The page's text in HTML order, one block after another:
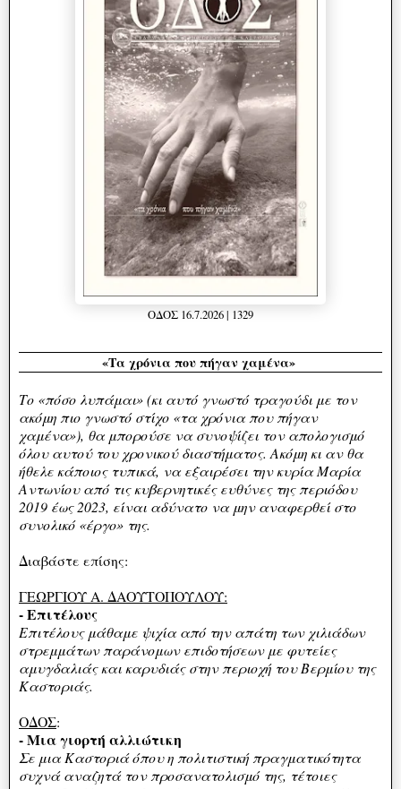
ΟΔΟΣ 16.7.2026 | 1329
«Τα χρόνια που πήγαν χαμένα»
Το «πόσο λυπάμαι» (κι αυτό γνωστό τραγούδι με τον
ακόμη πιο γνωστό στίχο «τα χρόνια που πήγαν
χαμένα»), θα μπορούσε να συνοψίζει τον απολογισμό
όλου αυτού του χρονικού διαστήματος. Ακόμη κι αν θα
ήθελε κάποιος τυπικά, να εξαιρέσει την κυρία Μαρία
Αντωνίου από τις κυβερνητικές ευθύνες της περιόδου
2019 έως 2023, είναι αδύνατο να μην αναφερθεί στο
συνολικό «έργο» της.
Διαβάστε επίσης:
ΓΕΩΡΓΙΟΥ Α. ΔΑΟΥΤΟΠΟΥΛΟΥ:
- Επιτέλους
Επιτέλους μάθαμε ψιχία από την απάτη των χιλιάδων
στρεμμάτων παράνομων επιδοτήσεων με φυτείες
αμυγδαλιάς και καρυδιάς στην περιοχή του Βερμίου της
Καστοριάς.
ΟΔΟΣ:
- Μια γιορτή αλλιώτικη
Σε μια Καστοριά όπου η πολιτιστική πραγματικότητα
συχνά αναζητά τον προσανατολισμό της, τέτοιες